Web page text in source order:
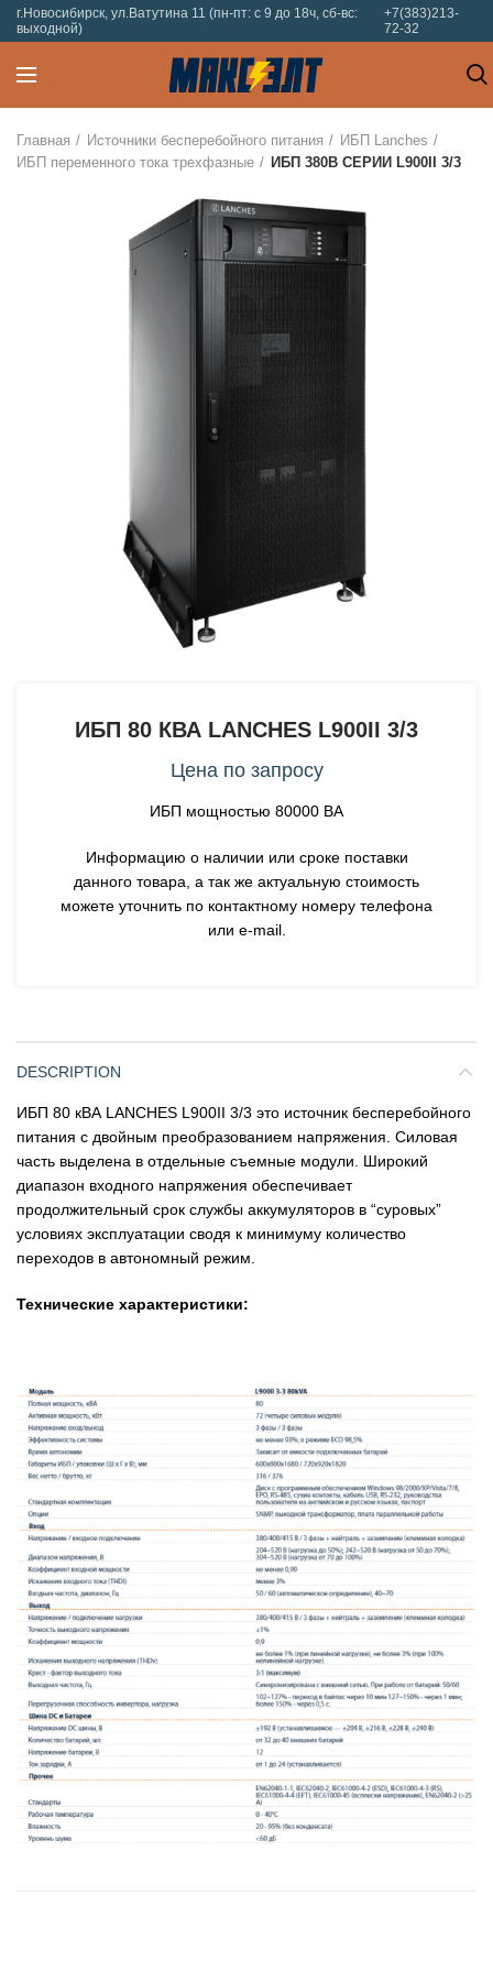
г.Новосибирск, ул.Ватутина 11 (пн-пт: с 9 до 18ч, сб-вс:
выходной)
+7(383)213-
72-32
Главная Источники бесперебойного питания
ИБП Lanches
ИБП переменного тока трехфазные
ИБП 380В СЕРИИ L900II 3/3
ИБП 80 КВА LANCHES L900II 3/3
Цена по запросу
ИБП мощностью 80000 ВА
Информацию о наличии или сроке поставки
данного товара, а так же актуальную стоимость
можете уточнить по контактному номеру телефона
или e-mail.
DESCRIPTION
ИБП 80 кВА LANCHES L900II 3/3 это источник бесперебойного
питания с двойным преобразованием напряжения. Силовая
часть выделена в отдельные съемные модули. Широкий
диапазон входного напряжения обеспечивает
продолжительный срок службы аккумуляторов в “суровых”
условиях эксплуатации сводя к минимуму количество
переходов в автономный режим.
Технические характеристики: